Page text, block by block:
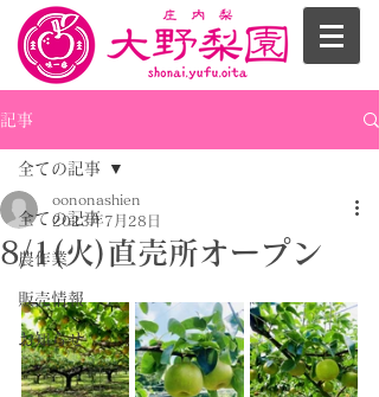
記事
全ての記事
農作業
販売情報
お知らせ
全ての記事
8/1(火)直売所オープン
oononashien
2023年7月28日